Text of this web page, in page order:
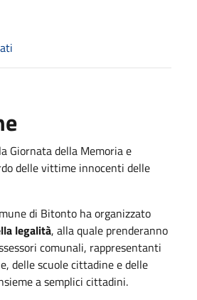
Giornata della Memoria e
delle vittime innocenti delle
di Bitonto ha organizzato
legalità, alla quale prenderanno
comunali, rappresentanti
delle scuole cittadine e delle
a semplici cittadini.